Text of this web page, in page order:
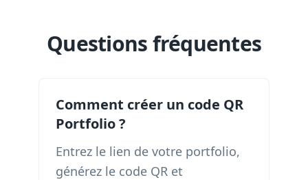
Questions fréquentes
Comment créer un code QR
Portfolio ?
Entrez le lien de votre portfolio,
générez le code QR et